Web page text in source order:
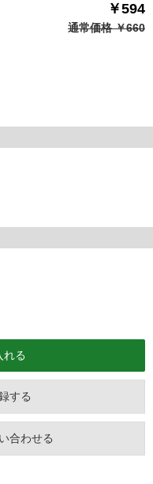
￥594
通常価格 ￥660
する
合わせる